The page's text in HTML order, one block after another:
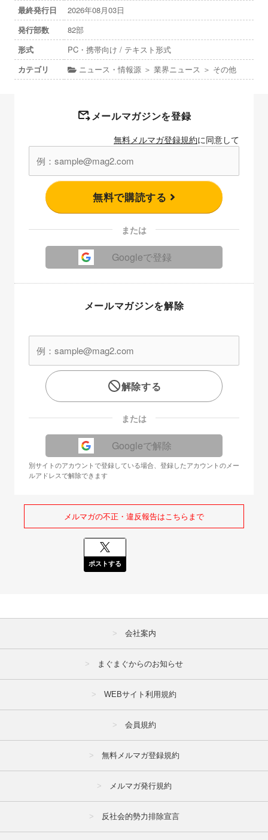
最終発行日
2026年08月03日
発行部数
82部
形式
PC・携帯向け / テキスト形式
カテゴリ
ニュース・情報源 ＞ 業界ニュース ＞ その他
メールマガジンを登録
無料メルマガ登録規約に同意して
無料で購読する
または
Googleで登録
メールマガジンを解除
解除する
または
Googleで解除
別サイトのアカウントで登録している場合、登録したアカウントのメー
ルアドレスで解除できます
メルマガの不正・違反報告はこちらまで
ポストする
会社案内
まぐまぐからのお知らせ
WEBサイト利用規約
会員規約
無料メルマガ登録規約
メルマガ発行規約
反社会的勢力排除宣言